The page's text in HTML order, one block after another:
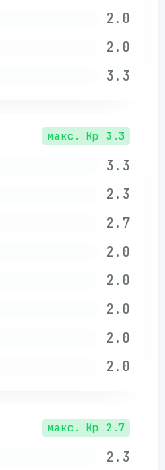
2.0
2.0
3.3
макс. Kp 3.3
3.3
2.3
2.7
2.0
2.0
2.0
2.0
2.0
макс. Kp 2.7
2.3